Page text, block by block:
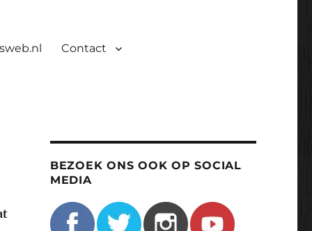
Contact
BEZOEK ONS OOK OP SOCIAL
MEDIA